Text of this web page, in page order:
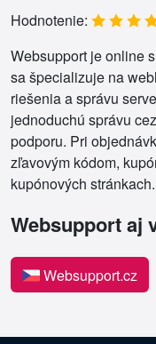
Hodnotenie:
Websupport je online
sa špecializuje na
riešenia a správu
jednoduchú správu
podporu. Pri
zľavovým kódom,
kupónových stránkach.
Websupport aj
Websupport.cz